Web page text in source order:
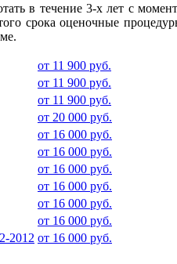
в течение 3-х лет с
срока оценочные
от 11 900 руб.
от 11 900 руб.
от 11 900 руб.
от 20 000 руб.
от 16 000 руб.
от 16 000 руб.
от 16 000 руб.
от 16 000 руб.
от 16 000 руб.
от 16 000 руб.
2012 от 16 000 руб.